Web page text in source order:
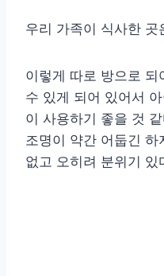
우리 가족이 식사한 곳
이렇게 따로 방으로
수 있게 되어 있어서
이 사용하기 좋을 것
조명이 약간 어둡긴
없고 오히려 분위기